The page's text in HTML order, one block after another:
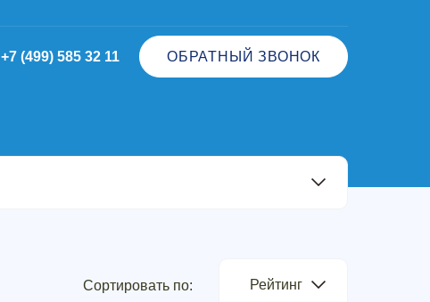
+7 (499) 585 32 11 ОБРАТНЫЙ ЗВОНОК
Сортировать по: Рейтинг